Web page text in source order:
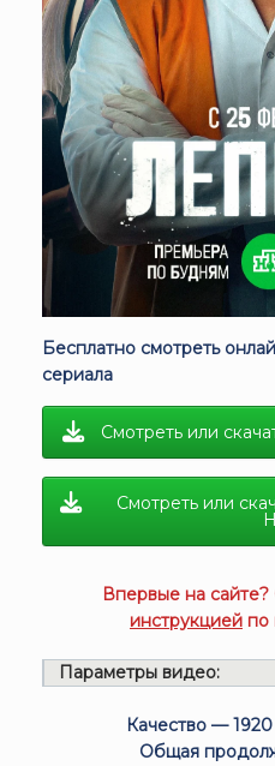
Бесплатно смотреть
сериала
Смотреть или
Смотреть или
Впервые на сайте?
инструкцией по
Параметры видео:
Качество —
Общая